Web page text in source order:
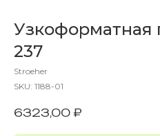
Узкоформатная
237
Stroeher
SKU: 1188-01
6323,00 ₽